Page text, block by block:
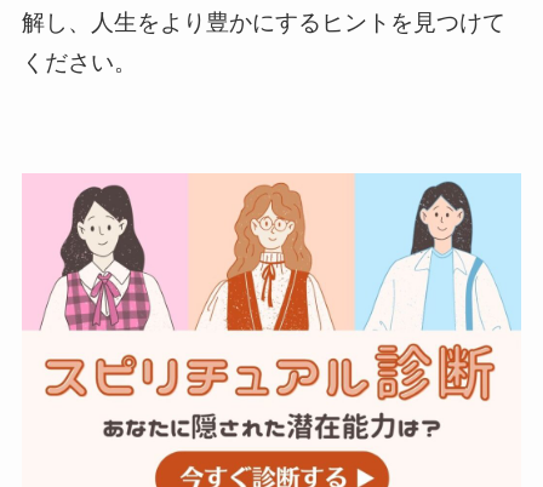
解し、人生をより豊かにするヒントを見つけて
ください。